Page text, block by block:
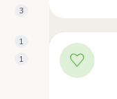
3
1
1